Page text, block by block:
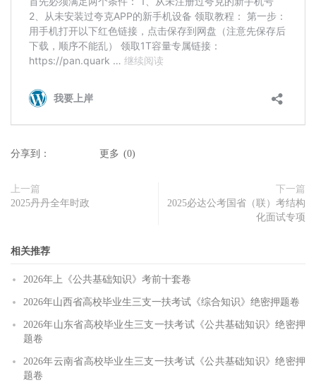
分享到： 更多 (0)
上一篇
2025丹丹全年时政
下一篇
2025必达公考国省（联）考结构
化面试专项
相关推荐
2026年上《公共基础知识》考前十套卷
2026年山西省高校毕业生三支一扶考试《综合知识》绝密押题卷
2026年山东省高校毕业生三支一扶考试《公共基础知识》绝密押
题卷
2026年云南省高校毕业生三支一扶考试《公共基础知识》绝密押
题卷